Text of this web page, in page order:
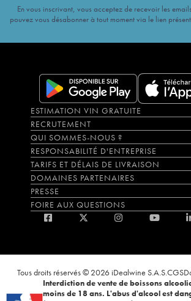
En vous inscrivant, vous acceptez de recevoir les
pouvez vous désabonner à tout moment via le lien
ESTIMATION VIN GRATUITE
RECRUTEMENT
QUI SOMMES-NOUS ?
RESPONSABILITÉ D'ENTREPRISE
TARIFS ET DÉLAIS DE LIVRAISON
DOMAINES PARTENAIRES
PRESSE
FOIRE AUX QUESTIONS
Tous droits réservés © 2026 iDealwine S.A.S.CGS
Interdiction de vente de boissons
moins de 18 ans. L'abus d'alcool est